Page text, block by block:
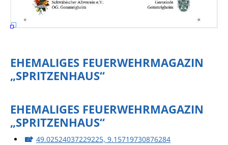
EHEMALIGES FEUERWEHRMAGAZIN
„SPRITZENHAUS“
EHEMALIGES FEUERWEHRMAGAZIN
„SPRITZENHAUS“
49.02524037229225, 9.15719730876284